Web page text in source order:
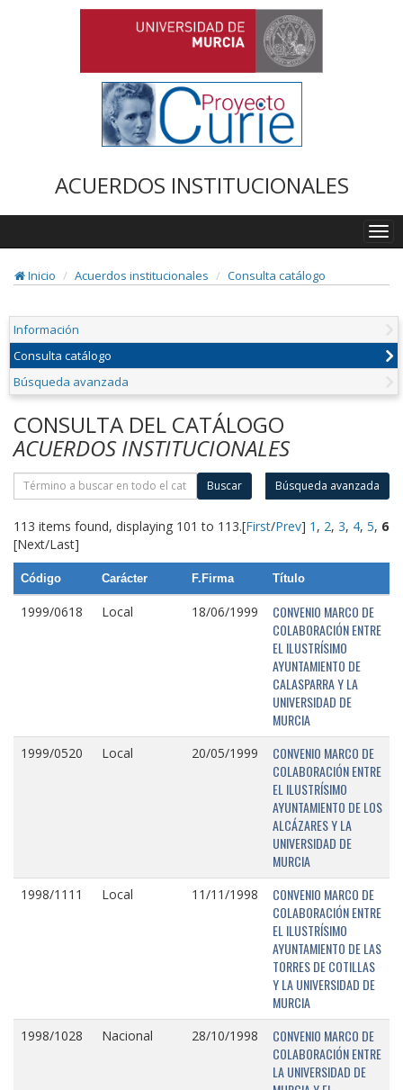
ACUERDOS INSTITUCIONALES
Inicio
Acuerdos institucionales Consulta catálogo
Información
Consulta catálogo
Búsqueda avanzada
CONSULTA DEL CATÁLOGO
ACUERDOS INSTITUCIONALES
Buscar Búsqueda avanzada
113 items found, displaying 101 to 113.[First/Prev] 1 , 2, 3, 4, 5, 6
[Next/Last]
Código Carácter F.Firma Título
1999/0618 Local 18/06/1999
CONVENIO MARCO DE
COLABORACIÓN ENTRE
EL ILUSTRÍSIMO
AYUNTAMIENTO DE
CALASPARRA Y LA
UNIVERSIDAD DE
MURCIA
1999/0520 Local 20/05/1999
CONVENIO MARCO DE
COLABORACIÓN ENTRE
EL ILUSTRÍSIMO
AYUNTAMIENTO DE LOS
ALCÁZARES Y LA
UNIVERSIDAD DE
MURCIA
1998/1111 Local 11/11/1998
CONVENIO MARCO DE
COLABORACIÓN ENTRE
EL ILUSTRÍSIMO
AYUNTAMIENTO DE LAS
TORRES DE COTILLAS
Y LA UNIVERSIDAD DE
MURCIA
1998/1028 Nacional 28/10/1998
CONVENIO MARCO DE
COLABORACIÓN ENTRE
LA UNIVERSIDAD DE